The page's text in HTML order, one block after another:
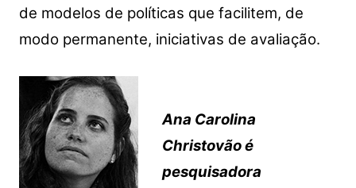
de modelos de políticas que facilitem, de
modo permanente, iniciativas de avaliação.
Ana Carolina
Christovão é
pesquisadora